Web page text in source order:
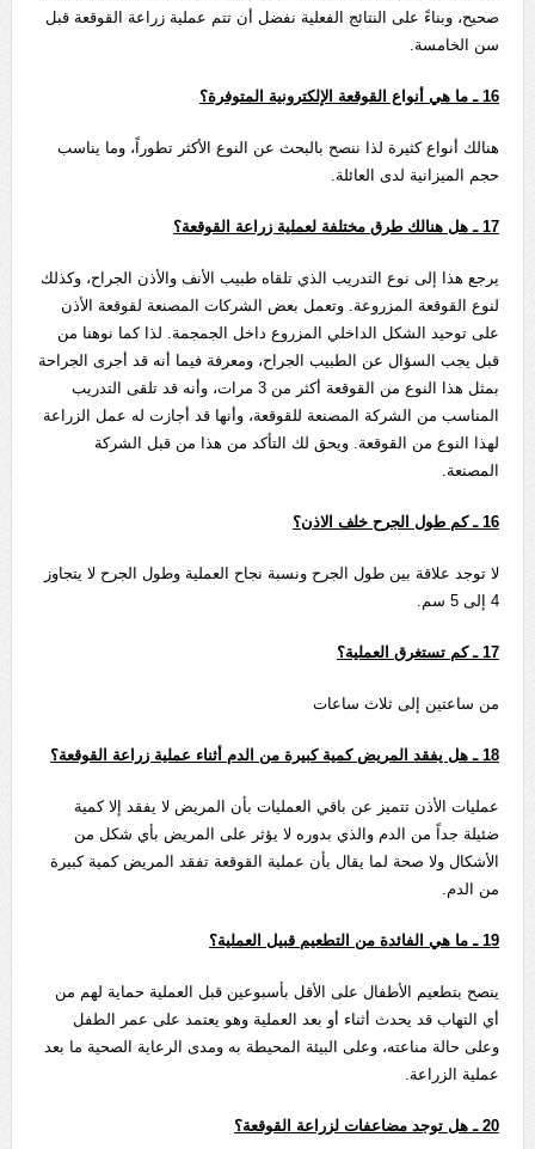
صحيح، وبناءً على النتائج الفعلية نفضل أن تتم عملية زراعة القوقعة قبل
سن الخامسة.
16ـ ما هي أنواع القوقعة الإلكترونية المتوفرة؟
هنالك أنواع كثيرة لذا ننصح بالبحث عن النوع الأكثر تطوراً، وما يناسب
حجم الميزانية لدى العائلة.
17ـ هل هنالك طرق مختلفة لعملية زراعة القوقعة؟
يرجع هذا إلى نوع التدريب الذي تلقاه طبيب الأنف والأذن الجراح، وكذلك
لنوع القوقعة المزروعة. وتعمل بعض الشركات المصنعة لقوقعة الأذن
على توحيد الشكل الداخلي المزروع داخل الجمجمة. لذا كما نوهنا من
قبل يجب السؤال عن الطبيب الجراح، ومعرفة فيما أنه قد أجرى الجراحة
بمثل هذا النوع من القوقعة أكثر من 3 مرات، وأنه قد تلقى التدريب
المناسب من الشركة المصنعة للقوقعة، وأنها قد أجازت له عمل الزراعة
لهذا النوع من القوقعة. ويحق لك التأكد من هذا من قبل الشركة
المصنعة.
16ـ كم طول الجرح خلف الاذن؟
لا توجد علاقة بين طول الجرح ونسبة نجاح العملية وطول الجرح لا يتجاوز
4 إلى 5 سم.
17ـ كم تستغرق العملية؟
من ساعتين إلى ثلاث ساعات
18ـ هل يفقد المريض كمية كبيرة من الدم أثناء عملية زراعة القوقعة؟
عمليات الأذن تتميز عن باقي العمليات بأن المريض لا يفقد إلا كمية
ضئيلة جداً من الدم والذي بدوره لا يؤثر على المريض بأي شكل من
الأشكال ولا صحة لما يقال بأن عملية القوقعة تفقد المريض كمية كبيرة
من الدم.
19ـ ما هي الفائدة من التطعيم قبيل العملية؟
ينصح بتطعيم الأطفال على الأقل بأسبوعين قبل العملية حماية لهم من
أي التهاب قد يحدث أثناء أو بعد العملية وهو يعتمد على عمر الطفل
وعلى حالة مناعته، وعلى البيئة المحيطة به ومدى الرعاية الصحية ما بعد
عملية الزراعة.
20ـ هل توجد مضاعفات لزراعة القوقعة؟